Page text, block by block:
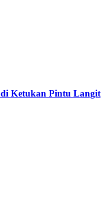
Ketukan Pintu Langit